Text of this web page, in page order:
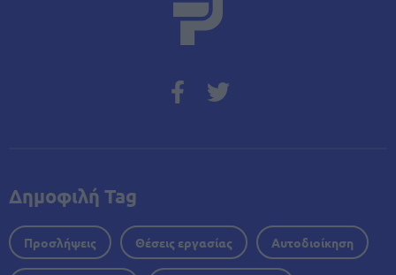
Δημοφιλή Tag
Προσλήψεις Θέσεις εργασίας Αυτοδιοίκηση